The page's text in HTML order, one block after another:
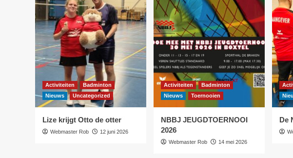
Activiteiten
Badminton
Nieuws
Uncategorized
Lize krijgt Otto de otter
Webmaster Rob 12 juni 2026
Activiteiten
Badminton
Nieuws
Toernooien
NBBJ JEUGDTOERNOOI
2026
Webmaster Rob 14 mei 2026
De